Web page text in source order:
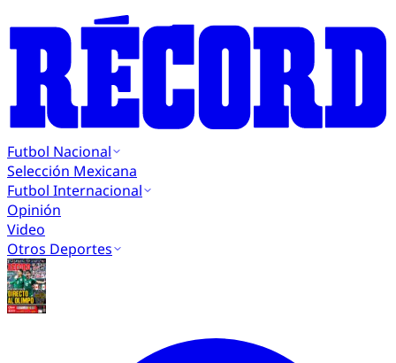
Futbol Nacional
Selección Mexicana
Futbol Internacional
Opinión
Video
Otros Deportes